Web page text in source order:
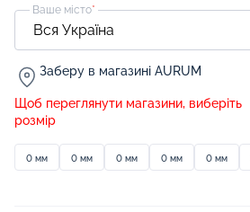
Ваше місто*
Заберу в магазині AURUM
Щоб переглянути магазини, виберіть
розмір
0 мм 0 мм 0 мм 0 мм 0 мм